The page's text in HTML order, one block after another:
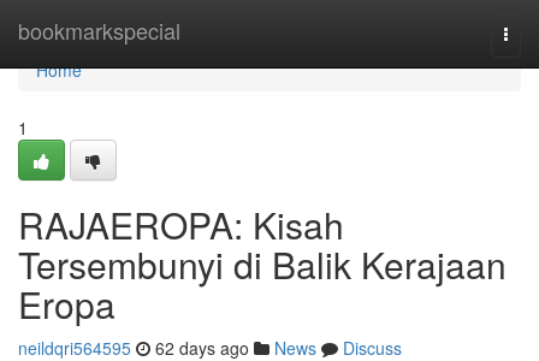
bookmarkspecial
Home
Home
1
RAJAEROPA: Kisah
Tersembunyi di Balik Kerajaan
Eropa
neildqri564595 62 days ago News
Discuss